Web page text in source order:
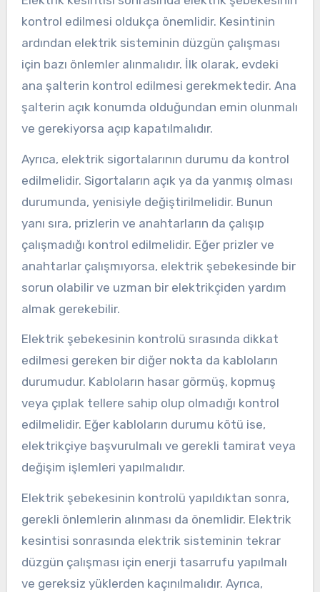
kontrol edilmesi oldukça önemlidir. Kesintinin
ardından elektrik sisteminin düzgün çalışması
için bazı önlemler alınmalıdır. İlk olarak, evdeki
ana şalterin kontrol edilmesi gerekmektedir. Ana
şalterin açık konumda olduğundan emin olunmalı
ve gerekiyorsa açıp kapatılmalıdır.
Ayrıca, elektrik sigortalarının durumu da kontrol
edilmelidir. Sigortaların açık ya da yanmış olması
durumunda, yenisiyle değiştirilmelidir. Bunun
yanı sıra, prizlerin ve anahtarların da çalışıp
çalışmadığı kontrol edilmelidir. Eğer prizler ve
anahtarlar çalışmıyorsa, elektrik şebekesinde bir
sorun olabilir ve uzman bir elektrikçiden yardım
almak gerekebilir.
Elektrik şebekesinin kontrolü sırasında dikkat
edilmesi gereken bir diğer nokta da kabloların
durumudur. Kabloların hasar görmüş, kopmuş
veya çıplak tellere sahip olup olmadığı kontrol
edilmelidir. Eğer kabloların durumu kötü ise,
elektrikçiye başvurulmalı ve gerekli tamirat veya
değişim işlemleri yapılmalıdır.
Elektrik şebekesinin kontrolü yapıldıktan sonra,
gerekli önlemlerin alınması da önemlidir. Elektrik
kesintisi sonrasında elektrik sisteminin tekrar
düzgün çalışması için enerji tasarrufu yapılmalı
ve gereksiz yüklerden kaçınılmalıdır. Ayrıca,